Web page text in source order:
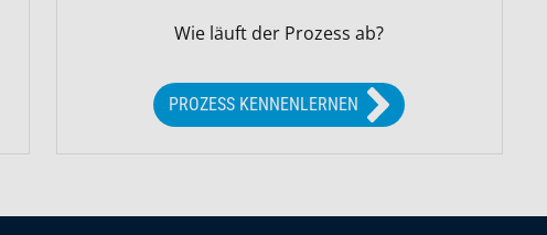
Wie läuft der Prozess ab?
PROZESS KENNENLERNEN